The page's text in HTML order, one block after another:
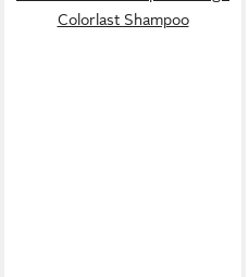
Colorlast Shampoo